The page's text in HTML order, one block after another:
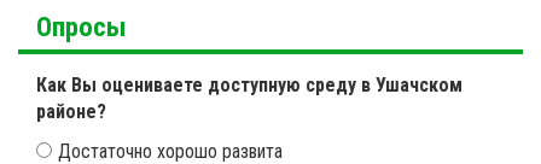
Опросы
Как Вы оцениваете доступную среду в Ушачском
районе?
Достаточно хорошо развита